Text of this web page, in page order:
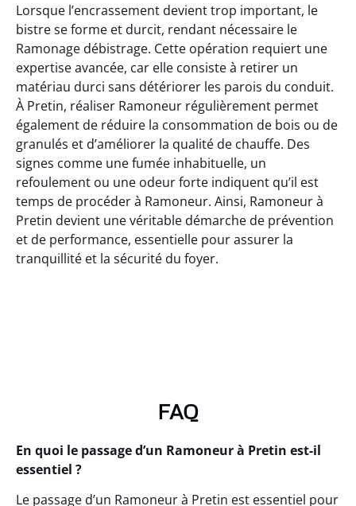
Lorsque l’encrassement devient trop important, le
bistre se forme et durcit, rendant nécessaire le
Ramonage débistrage. Cette opération requiert une
expertise avancée, car elle consiste à retirer un
matériau durci sans détériorer les parois du conduit.
À Pretin, réaliser Ramoneur régulièrement permet
également de réduire la consommation de bois ou de
granulés et d’améliorer la qualité de chauffe. Des
signes comme une fumée inhabituelle, un
refoulement ou une odeur forte indiquent qu’il est
temps de procéder à Ramoneur. Ainsi, Ramoneur à
Pretin devient une véritable démarche de prévention
et de performance, essentielle pour assurer la
tranquillité et la sécurité du foyer.
FAQ
En quoi le passage d’un Ramoneur à Pretin est-il
essentiel ?
Le passage d’un Ramoneur à Pretin est essentiel pour